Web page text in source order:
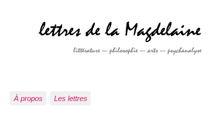
À propos Les lettres